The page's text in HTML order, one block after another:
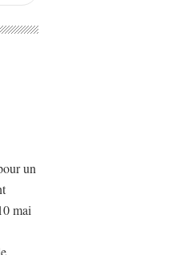
un
mai